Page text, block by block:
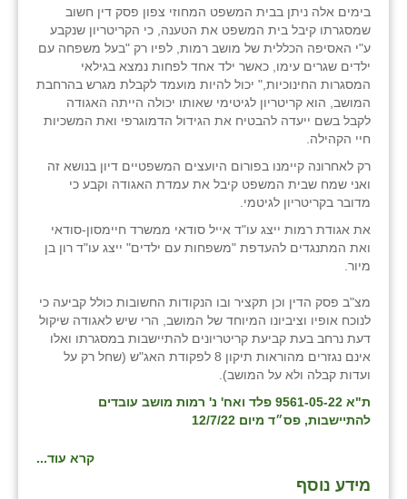
בימים אלה ניתן בבית המשפט המחוזי צפון פסק דין חשוב
שמסגרתו קיבל בית המשפט את הטענה, כי הקריטריון שנקבע
ע"י האסיפה הכללית של מושב רמות, לפיו רק "בעל משפחה עם
ילדים שגרים עימו, כאשר ילד אחד לפחות נמצא בגילאי
המסגרות החינוכיות," יכול להיות מועמד לקבלת מגרש בהרחבת
המושב, הוא קריטריון לגיטימי שאותו יכולה הייתה האגודה
לקבל בשם ייעדה להבטיח את הגידול הדמוגרפי ואת המשכיות
חיי הקהילה.
רק לאחרונה קיימנו בפורום היועצים המשפטיים דיון בנושא זה
ואני שמח שבית המשפט קיבל את עמדת האגודה וקבע כי
מדובר בקריטריון לגיטמי.
את אגודת רמות ייצג עו"ד אייל סודאי ממשרד חיימסון-סודאי
ואת המתנגדים להעדפת "משפחות עם ילדים" ייצג עו"ד רון בן
מיור.
מצ"ב פסק הדין וכן תקציר ובו הנקודות החשובות כולל קביעה כי
לנוכח אופיו וציביונו המיוחד של המושב, הרי שיש לאגודה שיקול
דעת נרחב בעת קביעת קריטריונים להתיישבות במסגרתו ואלו
אינם נגזרים מהוראות תיקון 8 לפקודת האג"ש (שחל רק על
ועדות קבלה ולא על המושב).
ת"א 9561-05-22 פלד ואח' נ' רמות מושב עובדים
להתיישבות, פס״ד מיום 12/7/22
קרא עוד...
מידע נוסף